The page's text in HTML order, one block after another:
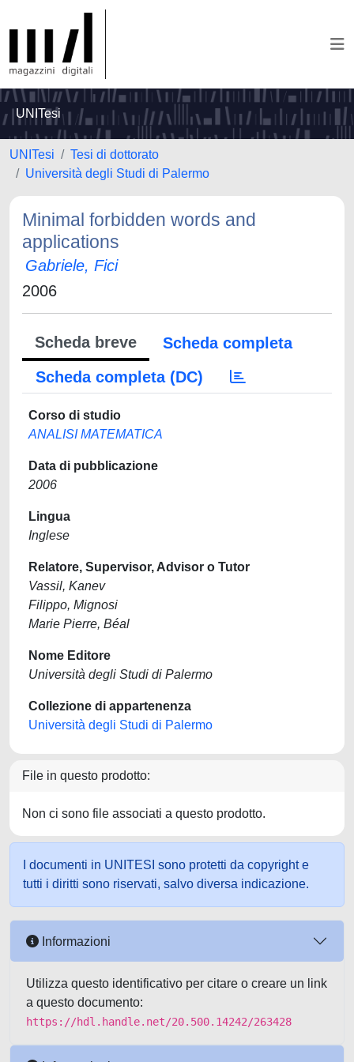
UNITesi
UNITesi
Tesi di dottorato
Università degli Studi di Palermo
Minimal forbidden words and
applications
Gabriele, Fici
2006
Scheda breve
Scheda completa
Scheda completa (DC)
Corso di studio
ANALISI MATEMATICA
Data di pubblicazione
2006
Lingua
Inglese
Relatore, Supervisor, Advisor o Tutor
Vassil, Kanev
Filippo, Mignosi
Marie Pierre, Béal
Nome Editore
Università degli Studi di Palermo
Collezione di appartenenza
Università degli Studi di Palermo
File in questo prodotto:
Non ci sono file associati a questo prodotto.
I documenti in UNITESI sono protetti da copyright e
tutti i diritti sono riservati, salvo diversa indicazione.
Informazioni
Utilizza questo identificativo per citare o creare un link
a questo documento:
https://hdl.handle.net/20.500.14242/263428